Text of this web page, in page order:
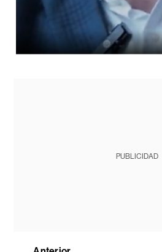
PUBLICIDAD